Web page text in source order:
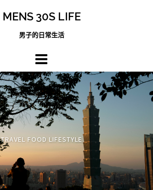
MENS 30S LIFE
男子的日常生活
TRAVEL FOOD LIFESTYLE